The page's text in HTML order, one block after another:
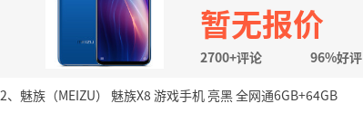
暂无报价
2700+评论 96%好评
2、魅族（MEIZU） 魅族X8 游戏手机 亮黑 全网通6GB+64GB